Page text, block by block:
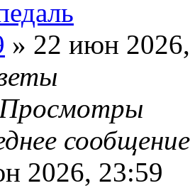
» 22 июн
2026, 23:59